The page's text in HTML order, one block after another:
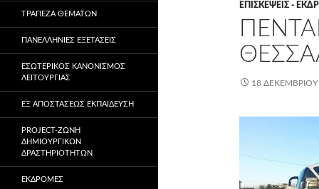
ΕΠΙΣΚΈΨΕΙΣ -
18 ΔΕΚΕΜΒΡΊΟΥ
ΤΡΑΠΕΖΑ ΘΕΜΑΤΩΝ
ΠΑΝΕΛΛΗΝΙΕΣ ΕΞΕΤΑΣΕΙΣ
ΕΣΩΤΕΡΙΚΌΣ ΚΑΝΟΝΙΣΜΌΣ
ΛΕΙΤΟΥΡΓΊΑΣ
ΕΞ ΑΠΟΣΤΆΣΕΩΣ ΕΚΠΑΊΔΕΥΣΗ
PROJECT-ΖΏΝΗ
ΔΗΜΙΟΥΡΓΙΚΏΝ
ΔΡΑΣΤΗΡΙΟΤΉΤΩΝ
ΕΚΔΡΟΜΈΣ